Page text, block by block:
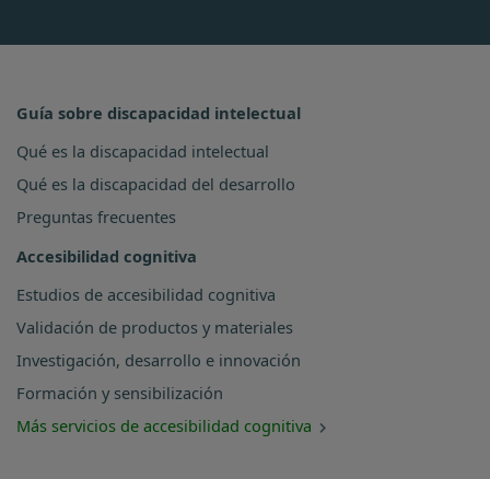
Guía sobre discapacidad intelectual
Qué es la discapacidad intelectual
Qué es la discapacidad del desarrollo
Preguntas frecuentes
Accesibilidad cognitiva
Estudios de accesibilidad cognitiva
Validación de productos y materiales
Investigación, desarrollo e innovación
Formación y sensibilización
Más servicios de accesibilidad cognitiva